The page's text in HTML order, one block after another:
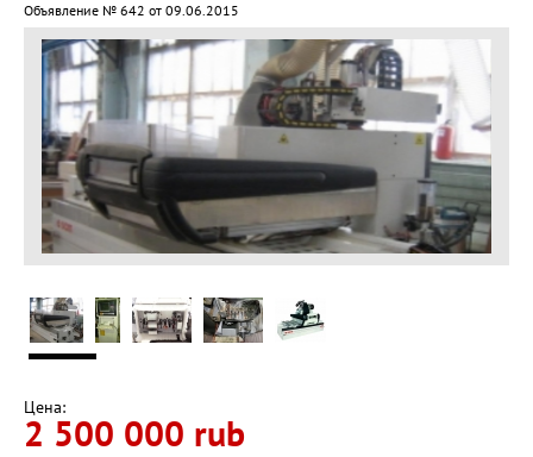
Объявление № 642 от 09.06.2015
Цена:
2 500 000 rub